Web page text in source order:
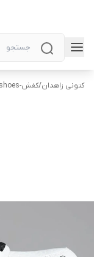
کتونی زاهدان/کفش-shoes